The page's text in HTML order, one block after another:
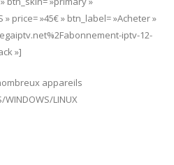
» price= »45€ » btn_label= »Acheter »
iptv-12-
»]
appareils
WINDOWS/LINUX